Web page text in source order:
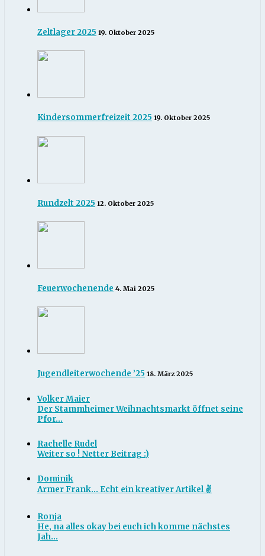
Zeltlager 2025 19. Oktober 2025
Kindersommerfreizeit 2025 19. Oktober 2025
Rundzelt 2025 12. Oktober 2025
Feuerwochenende 4. Mai 2025
Jugendleiterwochende ’25 18. März 2025
Volker Maier
Der Stammheimer Weihnachtsmarkt öffnet seine
Pfor...
Rachelle Rudel
Weiter so ! Netter Beitrag :)
Dominik
Armer Frank... Echt ein kreativer Artikel ✌
Ronja
He, na alles okay bei euch ich komme nächstes
Jah...